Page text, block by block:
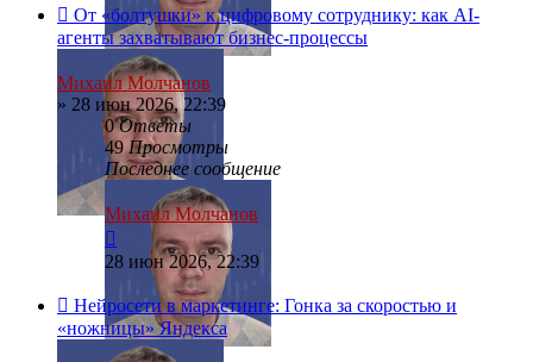
От «болтушки» к цифровому сотруднику: как AI-
агенты захватывают бизнес-процессы
Михаил Молчанов
» 28 июн 2026, 22:39
0Ответы
49Просмотры
Последнее сообщение
Михаил Молчанов
28 июн 2026, 22:39
Нейросети в маркетинге: Гонка за скоростью и
«ножницы» Яндекса